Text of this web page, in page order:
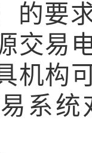
的
交易
机构
系